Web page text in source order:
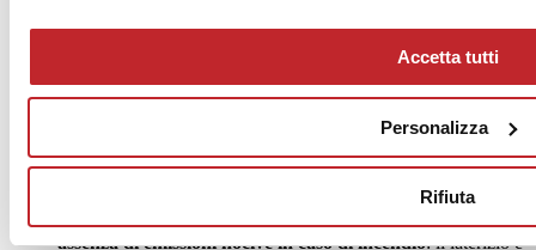
Accetta tutti
Personalizza
Rifiuta
assenza di emissioni di polveri, fibre naturali e artificiali
, solitamente racchiusi nella definizione di VOC.
Il laterizio è infatti un materiale inerte che non rilascia alcun
assenza di muffe e proliferazione di muffe e funghi. Il
laterizio è un materiale permeabile che contrasta l’umidità
assenza di emissioni nocive in caso di incendio: il laterizio è